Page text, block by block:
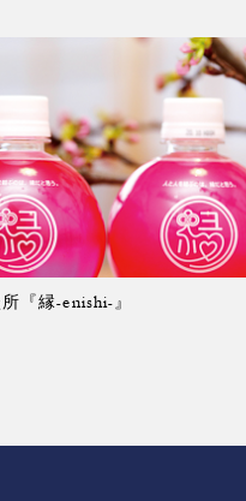
『縁-enishi-』